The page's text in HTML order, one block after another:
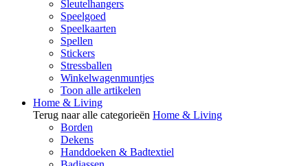
Sleutelhangers
Speelgoed
Speelkaarten
Spellen
Stickers
Stressballen
Winkelwagenmuntjes
Toon alle artikelen
Home & Living
Terug naar alle categorieën Home & Living
Borden
Dekens
Handdoeken & Badtextiel